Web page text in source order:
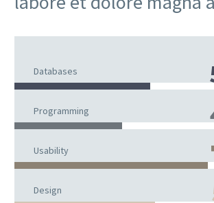
Databases
Programming
Usability
Design